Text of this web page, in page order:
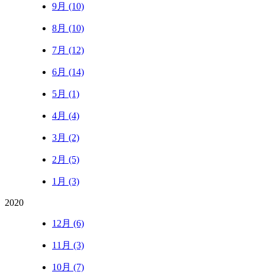
9月 (10)
8月 (10)
7月 (12)
6月 (14)
5月 (1)
4月 (4)
3月 (2)
2月 (5)
1月 (3)
2020
12月 (6)
11月 (3)
10月 (7)